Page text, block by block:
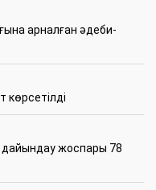
арналған әдеби-
көрсетілді
жоспары 78